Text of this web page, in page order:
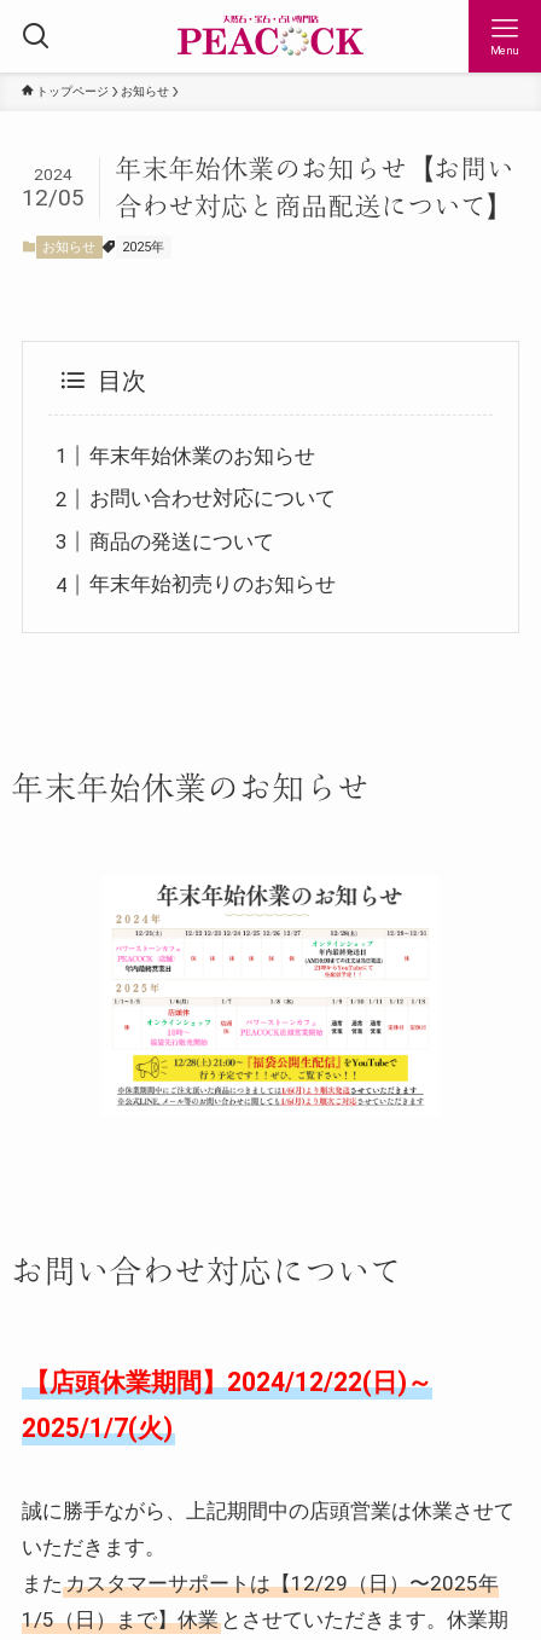
Menu
トップページ お知らせ
年末年始休業のお知らせ【お問い
合わせ対応と商品配送について】
2024
12/05
お知らせ 2025年
目次
年末年始休業のお知らせ
お問い合わせ対応について
商品の発送について
年末年始初売りのお知らせ
年末年始休業のお知らせ
お問い合わせ対応について
【店頭休業期間】2024/12/22(日)～
2025/1/7(火)
誠に勝手ながら、上記期間中の店頭営業は休業させて
いただきます。
またカスタマーサポートは【12/29（日）〜2025年
1/5（日）まで】休業とさせていただきます。休業期